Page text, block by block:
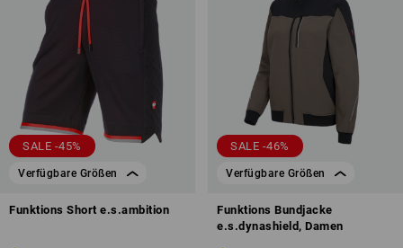
SALE -45%
Verfügbare Größen
Funktions Short e.s.ambition
SALE -46%
Verfügbare Größen
Funktions Bundjacke
e.s.dynashield, Damen